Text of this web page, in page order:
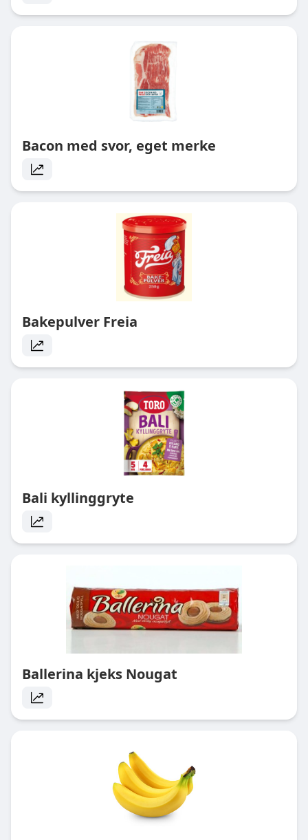
Bacon med svor, eget merke
Bakepulver Freia
Bali kyllinggryte
Ballerina kjeks Nougat